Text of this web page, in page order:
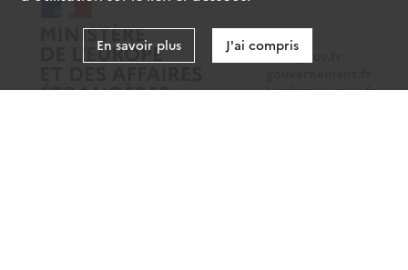
data.gouv.fr
legifrance.gouv.fr
En savoir plus J'ai compris